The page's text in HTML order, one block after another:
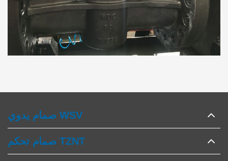
صمام يدوي WSV
صمام تحكم TZNT